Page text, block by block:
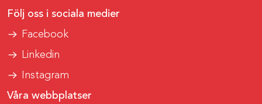
Följ oss i sociala medier
Facebook
Linkedin
Instagram
Våra webbplatser